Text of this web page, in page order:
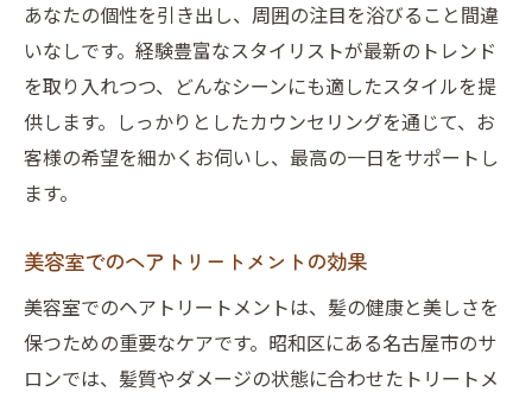
あなたの個性を引き出し、周囲の注目を浴びること間違
いなしです。経験豊富なスタイリストが最新のトレンド
を取り入れつつ、どんなシーンにも適したスタイルを提
供します。しっかりとしたカウンセリングを通じて、お
客様の希望を細かくお伺いし、最高の一日をサポートし
ます。
美容室でのヘアトリートメントの効果
美容室でのヘアトリートメントは、髪の健康と美しさを
保つための重要なケアです。昭和区にある名古屋市のサ
ロンでは、髪質やダメージの状態に合わせたトリートメ